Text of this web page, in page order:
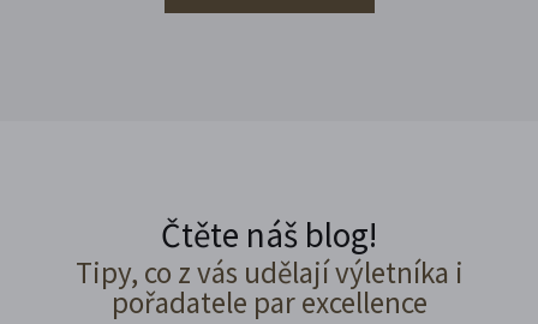
Čtěte náš blog!
Tipy, co z vás udělají výletníka i
pořadatele par excellence